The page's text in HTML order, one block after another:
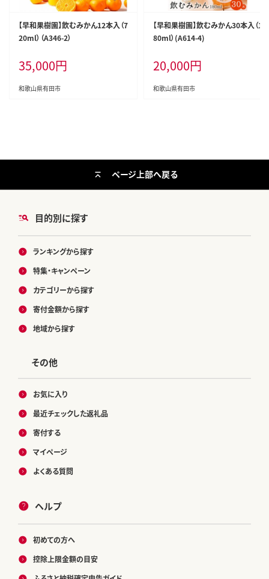
【早和果樹園】飲むみかん12本入（7
20ml）（A346-2）
35,000円
和歌山県有田市
【早和果樹園】飲むみかん30本入（1
80ml）(A614-4)
20,000円
和歌山県有田市
目的別に探す
ランキングから探す
特集・キャンペーン
カテゴリーから探す
寄付金額から探す
地域から探す
その他
お気に入り
最近チェックした返礼品
寄付する
マイページ
よくある質問
ヘルプ
初めての方へ
控除上限金額の目安
ページ上部へ戻る